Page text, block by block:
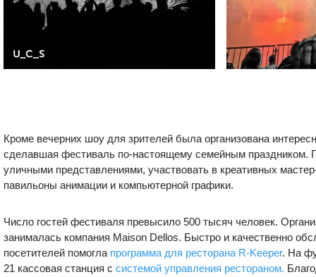
Кроме вечерних шоу для зрителей была организована
сделавшая фестиваль по-настоящему семейным праздником.
уличными представлениями, участвовать в креативных
павильоны анимации и компьютерной графики.
Число гостей фестиваля превысило 500 тысяч человек.
занималась компания Maison Dellos. Быстро и качественно
посетителей помогла программа для ресторана R-Keeper. На
21 кассовая станция с системой управления рестораном.